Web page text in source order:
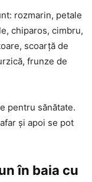
rozmarin, petale
chiparos, cimbru,
scoarță de
frunze de
pentru sănătate.
și apoi se pot
în baia cu